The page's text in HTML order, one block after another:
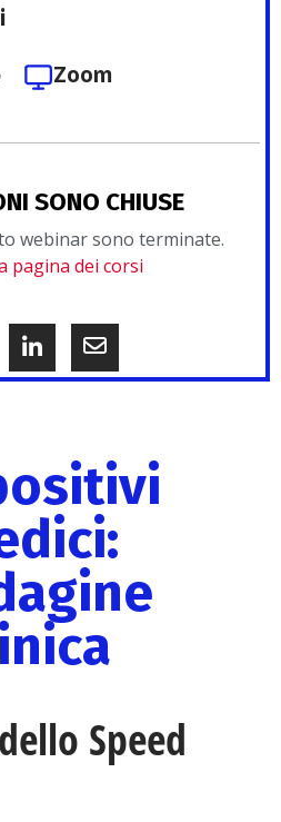
Speed
Zoom
SONO CHIUSE
webinar sono terminate.
pagina dei corsi